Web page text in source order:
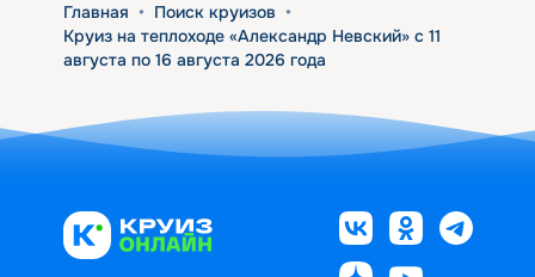
Главная • Поиск круизов •
Круиз на теплоходе «Александр Невский» с 11
августа по 16 августа 2026 года